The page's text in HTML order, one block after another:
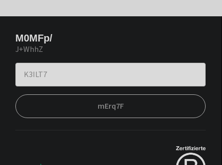
M0MFp/
J+WhhZ
mErq7F